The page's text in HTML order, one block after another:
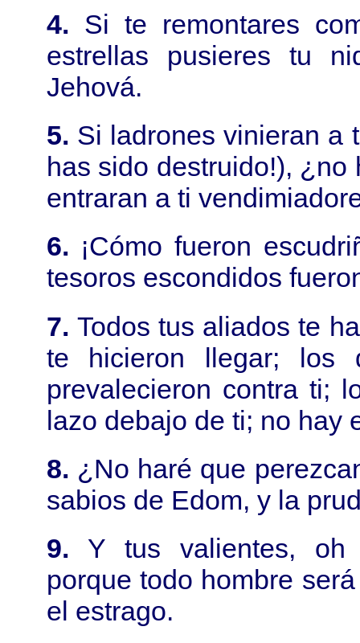
4. Si te remontares
estrellas pusieres tu
Jehová.
5. Si ladrones vinieran a
has sido destruido!),
entraran a ti
6. ¡Cómo fueron
tesoros escondidos
7. Todos tus aliados te
te hicieron llegar; los
prevalecieron contra ti;
lazo debajo de ti; no hay
8. ¿No haré que
sabios de Edom, y la
9. Y tus valientes, oh
porque todo hombre
el estrago.